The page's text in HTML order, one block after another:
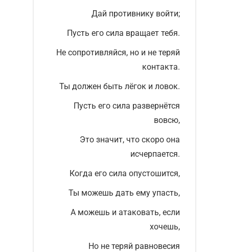
Дай противнику войти;
Пусть его сила вращает тебя.
Не сопротивляйся, но и не теряй
контакта.
Ты должен быть лёгок и ловок.
Пусть его сила развернётся
вовсю,
Это значит, что скоро она
исчерпается.
Когда его сила опустошится,
Ты можешь дать ему упасть,
А можешь и атаковать, если
хочешь,
Но не теряй равновесия